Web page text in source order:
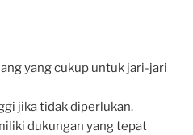
yang cukup untuk jari-jari
jika tidak diperlukan.
dukungan yang tepat